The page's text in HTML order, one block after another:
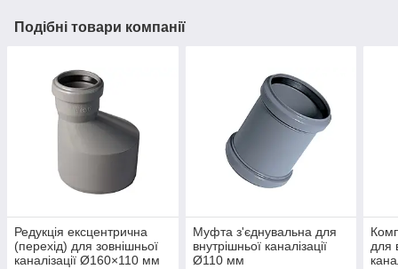
Подібні товари компанії
Редукція ексцентрична
(перехід) для зовнішньої
каналізації Ø160×110 мм
Муфта з'єднувальна для
внутрішньої каналізації
Ø110 мм
для